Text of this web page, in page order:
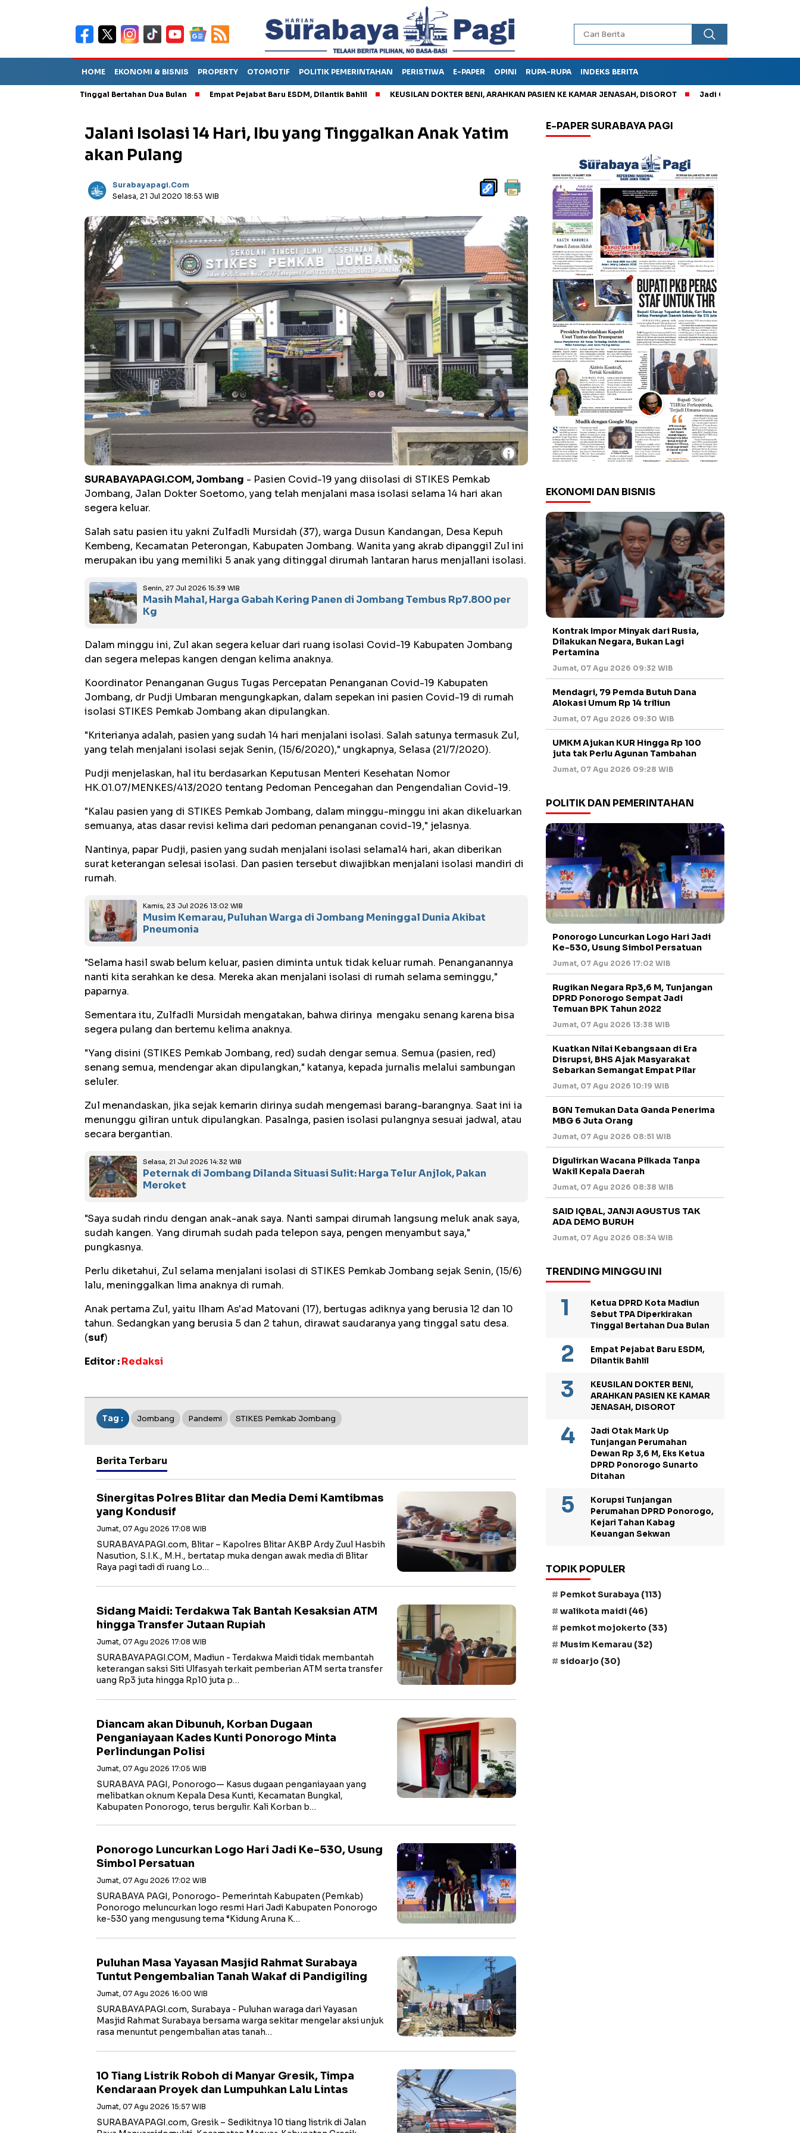
HOME EKONOMI & BISNIS PROPERTY OTOMOTIF POLITIK PEMERINTAHAN PERISTIWA E-PAPER OPINI RUPA-RUPA INDEKS BERITA
Tinggal Bertahan Dua Bulan Empat Pejabat Baru ESDM, Dilantik Bahlil KEUSILAN DOKTER BENI, ARAHKAN PASIEN KE KAMAR JENASAH, DISOROT Jadi Otak Mark Up Tunjangan
Jalani Isolasi 14 Hari, Ibu yang Tinggalkan Anak Yatim
akan Pulang
Surabayapagi.com
Selasa, 21 Jul 2020 18:53 WIB
i
SURABAYAPAGI.COM, Jombang - Pasien Covid-19 yang diisolasi di STIKES Pemkab
Jombang, Jalan Dokter Soetomo, yang telah menjalani masa isolasi selama 14 hari akan
segera keluar.
Salah satu pasien itu yakni Zulfadli Mursidah (37), warga Dusun Kandangan, Desa Kepuh
Kembeng, Kecamatan Peterongan, Kabupaten Jombang. Wanita yang akrab dipanggil Zul ini
merupakan ibu yang memiliki 5 anak yang ditinggal dirumah lantaran harus menjallani isolasi.
Senin, 27 Jul 2026 15:39 WIB
Masih Mahal, Harga Gabah Kering Panen di Jombang Tembus Rp7.800 per
Kg
Dalam minggu ini, Zul akan segera keluar dari ruang isolasi Covid-19 Kabupaten Jombang
dan segera melepas kangen dengan kelima anaknya.
Koordinator Penanganan Gugus Tugas Percepatan Penanganan Covid-19 Kabupaten
Jombang, dr Pudji Umbaran mengungkapkan, dalam sepekan ini pasien Covid-19 di rumah
isolasi STIKES Pemkab Jombang akan dipulangkan.
"Kriterianya adalah, pasien yang sudah 14 hari menjalani isolasi. Salah satunya termasuk Zul,
yang telah menjalani isolasi sejak Senin, (15/6/2020)," ungkapnya, Selasa (21/7/2020).
Pudji menjelaskan, hal itu berdasarkan Keputusan Menteri Kesehatan Nomor
HK.01.07/MENKES/413/2020 tentang Pedoman Pencegahan dan Pengendalian Covid-19.
"Kalau pasien yang di STIKES Pemkab Jombang, dalam minggu-minggu ini akan dikeluarkan
semuanya, atas dasar revisi kelima dari pedoman penanganan covid-19," jelasnya.
Nantinya, papar Pudji, pasien yang sudah menjalani isolasi selama14 hari, akan diberikan
surat keterangan selesai isolasi. Dan pasien tersebut diwajibkan menjalani isolasi mandiri di
rumah.
Kamis, 23 Jul 2026 13:02 WIB
Musim Kemarau, Puluhan Warga di Jombang Meninggal Dunia Akibat
Pneumonia
"Selama hasil swab belum keluar, pasien diminta untuk tidak keluar rumah. Penanganannya
nanti kita serahkan ke desa. Mereka akan menjalani isolasi di rumah selama seminggu,"
paparnya.
Sementara itu, Zulfadli Mursidah mengatakan, bahwa dirinya mengaku senang karena bisa
segera pulang dan bertemu kelima anaknya.
"Yang disini (STIKES Pemkab Jombang, red) sudah dengar semua. Semua (pasien, red)
senang semua, mendengar akan dipulangkan," katanya, kepada jurnalis melalui sambungan
seluler.
Zul menandaskan, jika sejak kemarin dirinya sudah mengemasi barang-barangnya. Saat ini ia
menunggu giliran untuk dipulangkan. Pasalnga, pasien isolasi pulangnya sesuai jadwal, atau
secara bergantian.
Selasa, 21 Jul 2026 14:32 WIB
Peternak di Jombang Dilanda Situasi Sulit: Harga Telur Anjlok, Pakan
Meroket
"Saya sudah rindu dengan anak-anak saya. Nanti sampai dirumah langsung meluk anak saya,
sudah kangen. Yang dirumah sudah pada telepon saya, pengen menyambut saya,"
pungkasnya.
Perlu diketahui, Zul selama menjalani isolasi di STIKES Pemkab Jombang sejak Senin, (15/6)
lalu, meninggalkan lima anaknya di rumah.
Anak pertama Zul, yaitu Ilham As'ad Matovani (17), bertugas adiknya yang berusia 12 dan 10
tahun. Sedangkan yang berusia 5 dan 2 tahun, dirawat saudaranya yang tinggal satu desa.
(suf)
Editor :Redaksi
Tag : Jombang Pandemi STIKES Pemkab Jombang
Berita Terbaru
Sinergitas Polres Blitar dan Media Demi Kamtibmas
yang Kondusif
Jumat, 07 Agu 2026 17:08 WIB
SURABAYAPAGI.com, Blitar – Kapolres Blitar AKBP Ardy Zuul Hasbih
Nasution, S.I.K., M.H., bertatap muka dengan awak media di Blitar
Raya pagi tadi di ruang Lo…
Sidang Maidi: Terdakwa Tak Bantah Kesaksian ATM
hingga Transfer Jutaan Rupiah
Jumat, 07 Agu 2026 17:08 WIB
‎SURABAYAPAGI.COM, Madiun - Terdakwa Maidi tidak membantah
keterangan saksi Siti Ulfasyah terkait pemberian ATM serta transfer
uang Rp3 juta hingga Rp10 juta p…
Diancam akan Dibunuh, Korban Dugaan
Penganiayaan Kades Kunti Ponorogo Minta
Perlindungan Polisi
Jumat, 07 Agu 2026 17:05 WIB
SURABAYA PAGI, Ponorogo— Kasus dugaan penganiayaan yang
melibatkan oknum Kepala Desa Kunti, Kecamatan Bungkal,
Kabupaten Ponorogo, terus bergulir. Kali Korban b…
Ponorogo Luncurkan Logo Hari Jadi Ke-530, Usung
Simbol Persatuan
Jumat, 07 Agu 2026 17:02 WIB
SURABAYA PAGI, Ponorogo- Pemerintah Kabupaten (Pemkab)
Ponorogo meluncurkan logo resmi Hari Jadi Kabupaten Ponorogo
ke-530 yang mengusung tema “Kidung Aruna K…
Puluhan Masa Yayasan Masjid Rahmat Surabaya
Tuntut Pengembalian Tanah Wakaf di Pandigiling
Jumat, 07 Agu 2026 16:00 WIB
SURABAYAPAGI.com, Surabaya - Puluhan waraga dari Yayasan
Masjid Rahmat Surabaya bersama warga sekitar mengelar aksi unjuk
rasa menuntut pengembalian atas tanah…
10 Tiang Listrik Roboh di Manyar Gresik, Timpa
Kendaraan Proyek dan Lumpuhkan Lalu Lintas
Jumat, 07 Agu 2026 15:57 WIB
SURABAYAPAGI.com, Gresik – Sedikitnya 10 tiang listrik di Jalan
E-PAPER SURABAYA PAGI
EKONOMI DAN BISNIS
Kontrak Impor Minyak dari Rusia,
Dilakukan Negara, Bukan Lagi
Pertamina
Jumat, 07 Agu 2026 09:32 WIB
Mendagri, 79 Pemda Butuh Dana
Alokasi Umum Rp 14 triliun
Jumat, 07 Agu 2026 09:30 WIB
UMKM Ajukan KUR Hingga Rp 100
juta tak Perlu Agunan Tambahan
Jumat, 07 Agu 2026 09:28 WIB
POLITIK DAN PEMERINTAHAN
Ponorogo Luncurkan Logo Hari Jadi
Ke-530, Usung Simbol Persatuan
Jumat, 07 Agu 2026 17:02 WIB
Rugikan Negara Rp3,6 M, Tunjangan
DPRD Ponorogo Sempat Jadi
Temuan BPK Tahun 2022
Jumat, 07 Agu 2026 13:38 WIB
Kuatkan Nilai Kebangsaan di Era
Disrupsi, BHS Ajak Masyarakat
Sebarkan Semangat Empat Pilar
Jumat, 07 Agu 2026 10:19 WIB
BGN Temukan Data Ganda Penerima
MBG 6 Juta Orang
Jumat, 07 Agu 2026 08:51 WIB
Digulirkan Wacana Pilkada Tanpa
Wakil Kepala Daerah
Jumat, 07 Agu 2026 08:38 WIB
SAID IQBAL, JANJI AGUSTUS TAK
ADA DEMO BURUH
Jumat, 07 Agu 2026 08:34 WIB
TRENDING MINGGU INI
Ketua DPRD Kota Madiun
Sebut TPA Diperkirakan
Tinggal Bertahan Dua Bulan
Empat Pejabat Baru ESDM,
Dilantik Bahlil
KEUSILAN DOKTER BENI,
ARAHKAN PASIEN KE KAMAR
JENASAH, DISOROT
Jadi Otak Mark Up
Tunjangan Perumahan
Dewan Rp 3,6 M, Eks Ketua
DPRD Ponorogo Sunarto
Ditahan
Korupsi Tunjangan
Perumahan DPRD Ponorogo,
Kejari Tahan Kabag
Keuangan Sekwan
TOPIK POPULER
Pemkot Surabaya (113)
walikota maidi (46)
pemkot mojokerto (33)
Musim Kemarau (32)
sidoarjo (30)